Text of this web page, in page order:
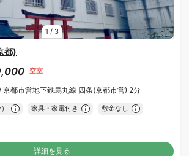
1 / 3
都)
空室
京都市営地下鉄烏丸線 四条(京都市営) 2分
家具・家電付き 敷金なし
詳細を見る